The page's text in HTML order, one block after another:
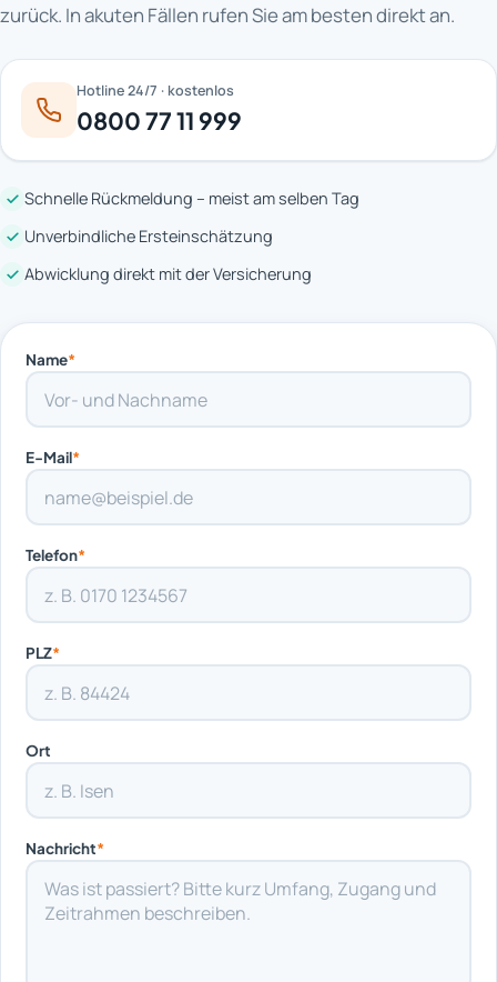
zurück. In akuten Fällen rufen Sie am besten direkt an.
Hotline 24/7 · kostenlos
0800 77 11 999
Schnelle Rückmeldung – meist am selben Tag
Unverbindliche Ersteinschätzung
Abwicklung direkt mit der Versicherung
Name*
E-Mail*
Telefon*
PLZ*
Ort
Nachricht*